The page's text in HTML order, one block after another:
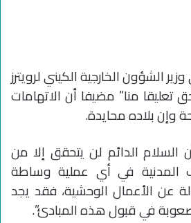
الشؤون الخارجية الكيني لرويترز
تعليقا منا” مضيفا أن الاتهامات
وإن بلاده محايدة.
السلام الدائم لن يتحقق إلا من
المدنية في أي عملية وساطة
عن الأعمال الوحشية، فقد يجد
في قبول هذه المبادئ”.